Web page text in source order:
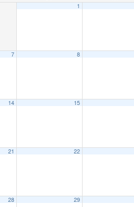
1
7 8
14 15
21 22
28 29